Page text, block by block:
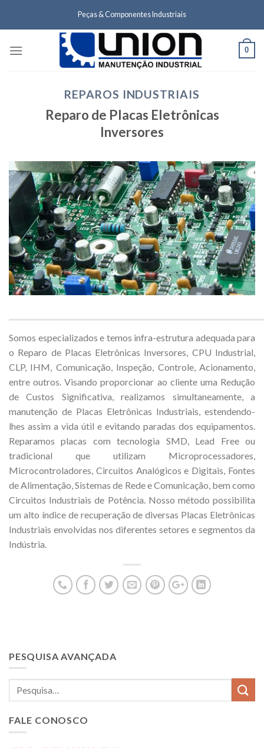
Peças & Componentes Industriais
0
REPAROS INDUSTRIAIS
Reparo de Placas Eletrônicas
Inversores
Somos especializados e temos infra-estrutura adequada para
o Reparo de Placas Eletrônicas Inversores, CPU Industrial,
CLP, IHM, Comunicação, Inspeção, Controle, Acionamento,
entre outros. Visando proporcionar ao cliente uma Redução
de Custos Significativa, realizamos simultaneamente, a
manutenção de Placas Eletrônicas Industriais, estendendo-
lhes assim a vida útil e evitando paradas dos equipamentos.
Reparamos placas com tecnologia SMD, Lead Free ou
tradicional que utilizam Microprocessadores,
Microcontroladores, Circuitos Analógicos e Digitais, Fontes
de Alimentação, Sistemas de Rede e Comunicação, bem como
Circuitos Industriais de Potência. Nosso método possibilita
um alto índice de recuperação de diversas Placas Eletrônicas
Industriais envolvidas nos diferentes setores e segmentos da
Indústria.
PESQUISA AVANÇADA
FALE CONOSCO